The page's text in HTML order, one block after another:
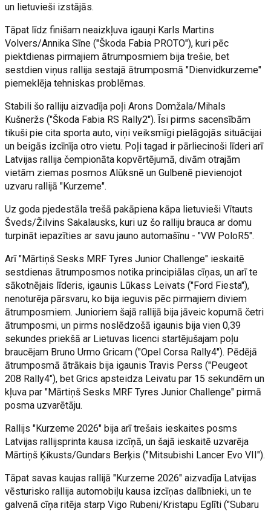
un lietuvieši izstājās.
Tāpat līdz finišam neaizkļuva igauņi Karls Martins
Volvers/Annika Sīne ("Škoda Fabia PROTO"), kuri pēc
piektdienas pirmajiem ātrumposmiem bija trešie, bet
sestdien viņus rallija sestajā ātrumposmā "Dienvidkurzeme"
piemeklēja tehniskas problēmas.
Stabili šo ralliju aizvadīja poļi Arons Domžala/Mihals
Kušneržs ("Škoda Fabia RS Rally2"). Īsi pirms sacensībām
tikuši pie cita sporta auto, viņi veiksmīgi pielāgojās situācijai
un beigās izcīnīja otro vietu. Poļi tagad ir pārliecinoši līderi arī
Latvijas rallija čempionāta kopvērtējumā, divām otrajām
vietām ziemas posmos Alūksnē un Gulbenē pievienojot
uzvaru rallijā "Kurzeme".
Uz goda pjedestāla trešā pakāpiena kāpa lietuvieši Vītauts
Šveds/Žilvins Sakalausks, kuri uz šo ralliju brauca ar domu
turpināt iepazīties ar savu jauno automašīnu - "VW PoloR5".
Arī "Mārtiņš Sesks MRF Tyres Junior Challenge" ieskaitē
sestdienas ātrumposmos notika principiālas cīņas, un arī te
sākotnējais līderis, igaunis Lūkass Leivats ("Ford Fiesta"),
nenoturēja pārsvaru, ko bija ieguvis pēc pirmajiem diviem
ātrumposmiem. Junioriem šajā rallijā bija jāveic kopumā četri
ātrumposmi, un pirms noslēdzošā igaunis bija vien 0,39
sekundes priekšā ar Lietuvas licenci startējušajam poļu
braucējam Bruno Urmo Gricam ("Opel Corsa Rally4"). Pēdējā
ātrumposmā ātrākais bija igaunis Travis Perss ("Peugeot
208 Rally4"), bet Grics apsteidza Leivatu par 15 sekundēm un
kļuva par "Mārtiņš Sesks MRF Tyres Junior Challenge" pirmā
posma uzvarētāju.
Rallijs "Kurzeme 2026" bija arī trešais ieskaites posms
Latvijas rallijsprinta kausa izcīņā, un šajā ieskaitē uzvarēja
Mārtiņš Ķikusts/Gundars Berķis ("Mitsubishi Lancer Evo VII").
Tāpat savas kaujas rallijā "Kurzeme 2026" aizvadīja Latvijas
vēsturisko rallija automobiļu kausa izcīņas dalībnieki, un te
galvenā cīņa ritēja starp Vigo Rubeni/Kristapu Eglīti ("Subaru